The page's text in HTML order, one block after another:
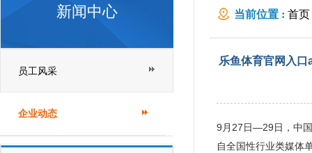
新闻中心
员工风采
企业动态
当前位置 : 首页
乐鱼体育官网入
9月27日—29日，中国
自全国性行业类媒体